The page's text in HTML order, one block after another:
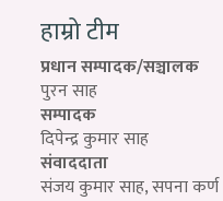
हाम्रो टीम
प्रधान सम्पादक/सञ्चालक
पुरन साह
सम्पादक
दिपेन्द्र कुमार साह
संवाददाता
संजय कुमार साह, सपना कर्ण